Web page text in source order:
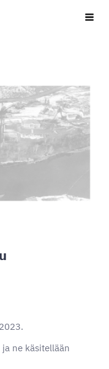
ne käsitellään